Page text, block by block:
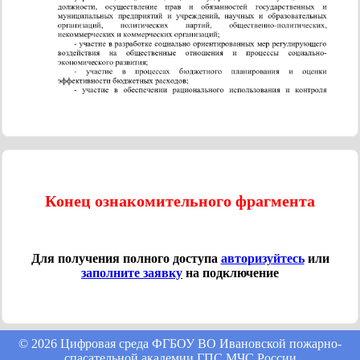
Конец ознакомительного фрагмента
Для получения полного доступа авторизуйтесьили
заполните заявку на подключение
© 2026 Цифровая среда ФГБОУ ВО Ивановской пожарно-